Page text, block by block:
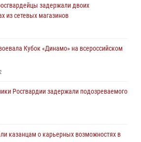
участие в обеспечении безопасности
задержали двоих
из сетевых магазинов
Кубок «Динамо» на всероссийском
Росгвардии задержали подозреваемого
казанцам о карьерных возможностях в